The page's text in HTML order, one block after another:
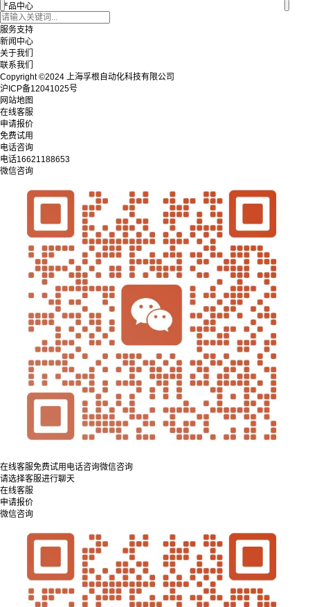
产品中心
行业应用
服务支持
新闻中心
关于我们
联系我们
Copyright ©2024 上海孚根自动化科技有限公司
沪ICP备12041025号
网站地图
在线客服
申请报价
免费试用
电话咨询
电话16621188653
微信咨询
在线客服免费试用 电话咨询微信咨询
请选择客服进行聊天
在线客服
申请报价
微信咨询